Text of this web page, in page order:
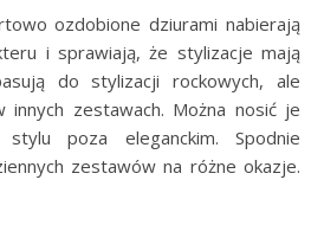
ozdobione dziurami nabierają
i sprawiają, że stylizacje mają
do stylizacji rockowych, ale
zestawach. Można nosić je
poza eleganckim. Spodnie
zestawów na różne okazje.